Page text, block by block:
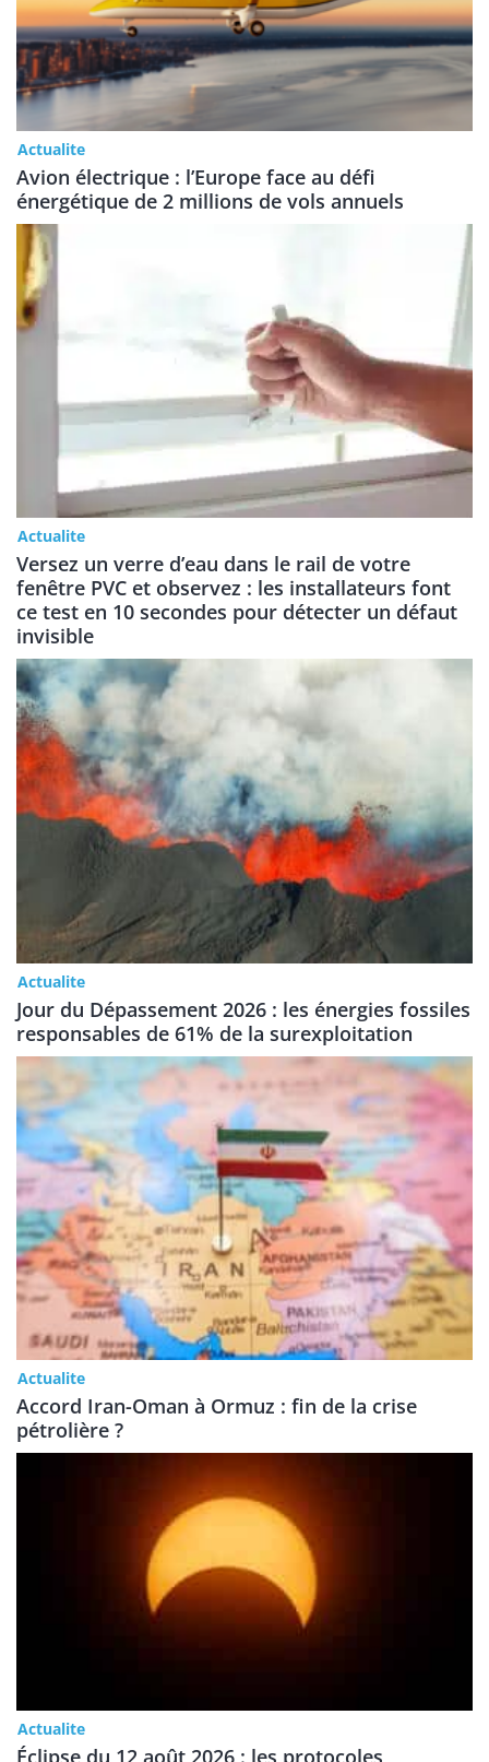
Actualite
Avion électrique : l’Europe face au défi
énergétique de 2 millions de vols annuels
Actualite
Versez un verre d’eau dans le rail de votre
fenêtre PVC et observez : les installateurs font
ce test en 10 secondes pour détecter un défaut
invisible
Actualite
Jour du Dépassement 2026 : les énergies fossiles
responsables de 61% de la surexploitation
Actualite
Accord Iran-Oman à Ormuz : fin de la crise
pétrolière ?
Actualite
Éclipse du 12 août 2026 : les protocoles